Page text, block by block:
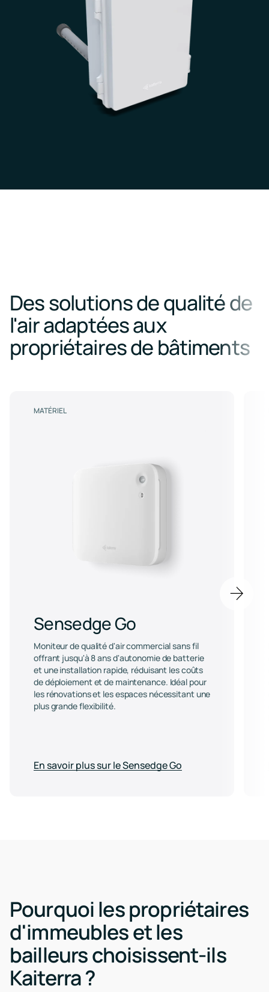
Des solutions de qualité de
l'air adaptées aux
propriétaires de bâtiments
MATÉRIEL
Sensedge Go
Moniteur de qualité d'air commercial sans fil
offrant jusqu'à 8 ans d'autonomie de batterie
et une installation rapide, réduisant les coûts
de déploiement et de maintenance. Idéal pour
les rénovations et les espaces nécessitant une
plus grande flexibilité.
En savoir plus sur le Sensedge Go
Next
Pourquoi les propriétaires
d'immeubles et les
bailleurs choisissent-ils
Kaiterra ?